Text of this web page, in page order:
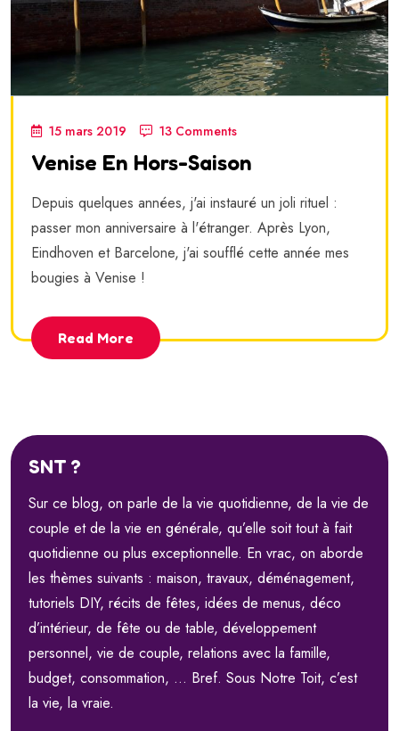
15 mars 2019 13 Comments
Venise En Hors-Saison
Depuis quelques années, j'ai instauré un joli rituel :
passer mon anniversaire à l'étranger. Après Lyon,
Eindhoven et Barcelone, j'ai soufflé cette année mes
bougies à Venise !
Read More
SNT ?
Sur ce blog, on parle de la vie quotidienne, de la vie de
couple et de la vie en générale, qu’elle soit tout à fait
quotidienne ou plus exceptionnelle. En vrac, on aborde
les thèmes suivants : maison, travaux, déménagement,
tutoriels DIY, récits de fêtes, idées de menus, déco
d’intérieur, de fête ou de table, développement
personnel, vie de couple, relations avec la famille,
budget, consommation, … Bref. Sous Notre Toit, c’est
la vie, la vraie.